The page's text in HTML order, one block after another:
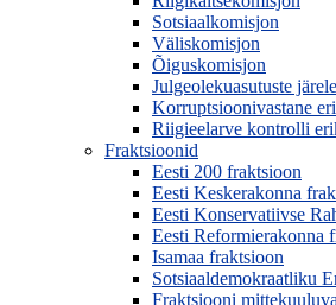
Sotsiaalkomisjon
Väliskomisjon
Õiguskomisjon
Julgeolekuasutuste
Korruptsioonivastane
Riigieelarve kontrolli
Fraktsioonid
Eesti 200 fraktsioon
Eesti Keskerakonna
Eesti Konservatiivse
Eesti Reformierakonna
Isamaa fraktsioon
Sotsiaaldemokraatliku
Fraktsiooni